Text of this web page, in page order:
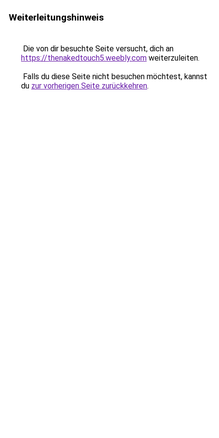
Weiterleitungshinweis
Die von dir besuchte Seite versucht, dich an
https://thenakedtouch5.weebly.com weiterzuleiten.
Falls du diese Seite nicht besuchen möchtest, kannst
du zur vorherigen Seite zurückkehren.